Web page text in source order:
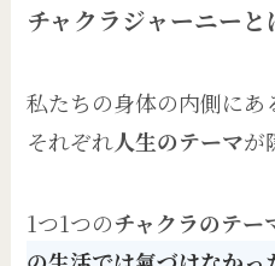
チャクラジャーニーと
私たちの身体の内側にあ
それぞれ人生のテーマが
1つ1つのチャクラのテー